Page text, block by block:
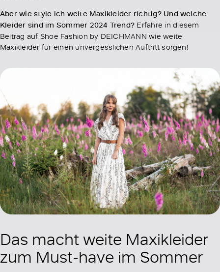
Aber wie style ich weite Maxikleider richtig? Und welche
Kleider sind im Sommer 2024 Trend? Erfahre in diesem
Beitrag auf Shoe Fashion by DEICHMANN wie weite
Maxikleider für einen unvergesslichen Auftritt sorgen!
Das macht weite Maxikleider
zum Must-have im Sommer